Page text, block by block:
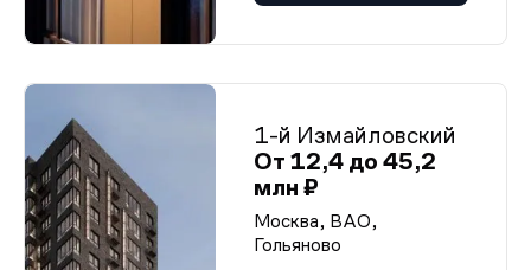
1-й Измайловский
От 12,4 до 45,2
млн ₽
Москва, ВАО,
Гольяново